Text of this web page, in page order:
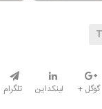
گوگل + لینکداین تلگرام